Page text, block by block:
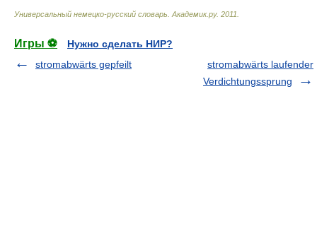
Универсальный немецко-русский словарь Академик.ру. 2011
Игры ⚽
Нужно сделать НИР?
stromabwärts gepfeilt
stromabwärts laufender
Verdichtungssprung